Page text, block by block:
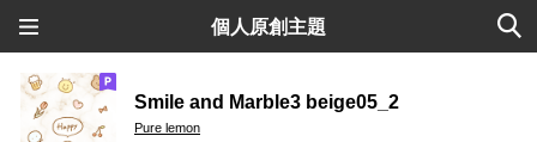
個人原創主題
Smile and Marble3 beige05_2
Pure lemon